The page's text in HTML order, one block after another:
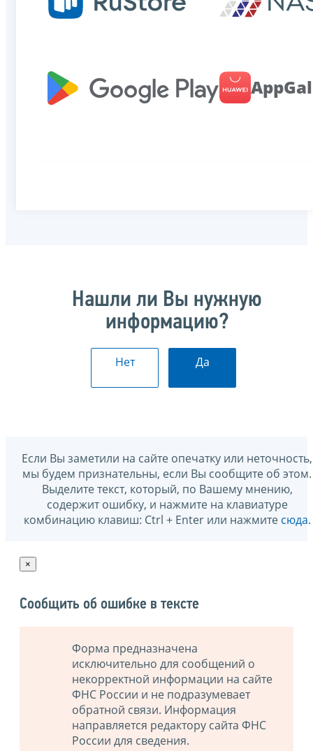
Нашли ли Вы нужную
информацию?
Нет Да
Если Вы заметили на сайте опечатку или неточность,
мы будем признательны, если Вы сообщите об этом.
Выделите текст, который, по Вашему мнению,
содержит ошибку, и нажмите на клавиатуре
комбинацию клавиш: Ctrl + Enter или нажмите сюда.
×
Сообщить об ошибке в тексте
Форма предназначена
исключительно для сообщений о
некорректной информации на сайте
ФНС России и не подразумевает
обратной связи. Информация
направляется редактору сайта ФНС
России для сведения.